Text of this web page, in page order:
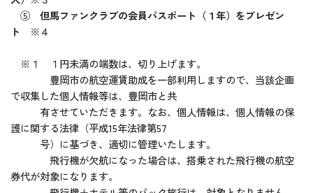
⑤ 但馬ファンクラブの会員パスポート（１年）をプレゼン
ト ※４
※１ １円未満の端数は、切り上げます。
豊岡市の航空運賃助成を一部利用しますので、当該企画
で収集した個人情報等は、豊岡市と共
有させていただきます。なお、個人情報は、個人情報の保
護に関する法律（平成15年法律第57
号）に基づき、適切に管理いたします。
飛行機が欠航になった場合は、搭乗された飛行機の航空
券代が対象になります。